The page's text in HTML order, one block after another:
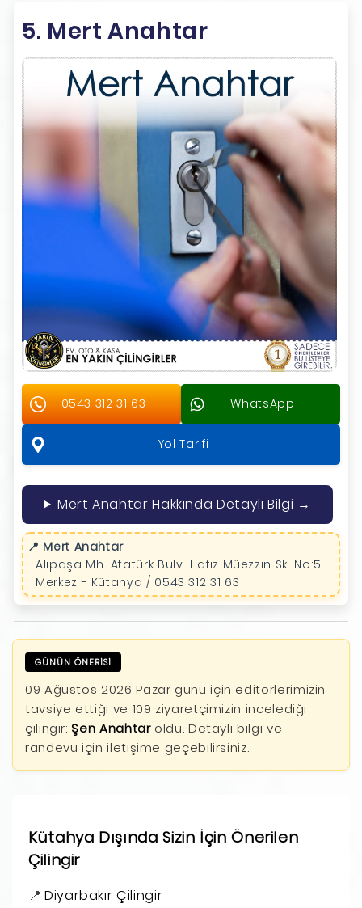
5. Mert Anahtar
0543 312 31 63 WhatsApp
Yol Tarifi
Mert Anahtar Hakkında Detaylı Bilgi →
📍 Mert Anahtar
Alipaşa Mh. Atatürk Bulv. Hafiz Müezzin Sk. No:5
Merkez - Kütahya / 0543 312 31 63
GÜNÜN ÖNERİSİ
09 Ağustos 2026 Pazar günü için editörlerimizin
tavsiye ettiği ve 109 ziyaretçimizin incelediği
çilingir: Şen Anahtaroldu. Detaylı bilgi ve
randevu için iletişime geçebilirsiniz.
Kütahya Dışında Sizin İçin Önerilen
Çilingir
Diyarbakır Çilingir